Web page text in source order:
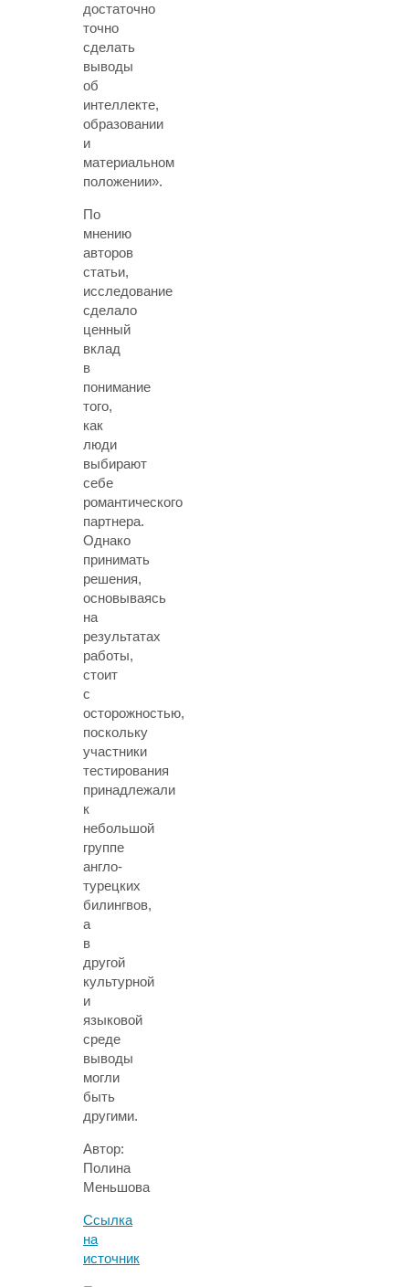
достаточно
точно
сделать
выводы
об
интеллекте,
образовании
и
материальном
положении».
По
мнению
авторов
статьи,
исследование
сделало
ценный
вклад
в
понимание
того,
как
люди
выбирают
себе
романтического
партнера.
Однако
принимать
решения,
основываясь
на
результатах
работы,
стоит
с
осторожностью,
поскольку
участники
тестирования
принадлежали
к
небольшой
группе
англо-
турецких
билингвов,
а
в
другой
культурной
и
языковой
среде
выводы
могли
быть
другими.
Автор:
Полина
Меньшова
Ссылка
на
источник